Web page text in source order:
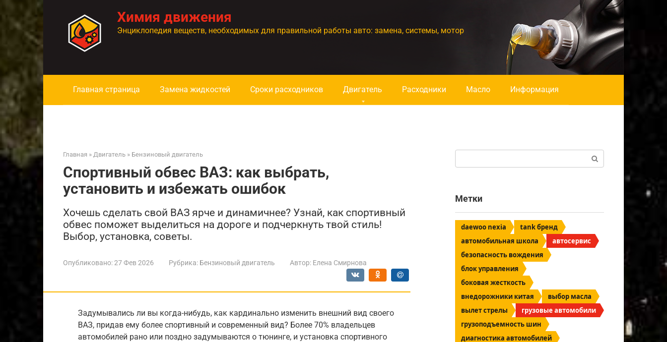
контенту
Химия движения
Энциклопедия веществ, необходимых для правильной работы авто: замена, системы, мотор
Главная страница Замена жидкостей Сроки расходников Двигатель Расходники Масло Информация
Главная » Двигатель » Бензиновый двигатель
Спортивный обвес ВАЗ: как выбрать,
установить и избежать ошибок
Хочешь сделать свой ВАЗ ярче и динамичнее? Узнай, как спортивный
обвес поможет выделиться на дороге и подчеркнуть твой стиль!
Выбор, установка, советы.
Опубликовано:27 Фев 2026 Рубрика: Бензиновый двигатель Автор: Елена Смирнова
Задумывались ли вы когда-нибудь, как кардинально изменить внешний вид своего
ВАЗ, придав ему более спортивный и современный вид? Более 70% владельцев
автомобилей рано или поздно задумываются о тюнинге, и установка спортивного
Метки
daewoo nexia
tank бренд
автомобильная школа
автосервис
безопасность вождения
блок управления
боковая жесткость
внедорожники китая
выбор масла
вылет стрелы
грузовые автомобили
грузоподъемность шин
диагностика автомобилей